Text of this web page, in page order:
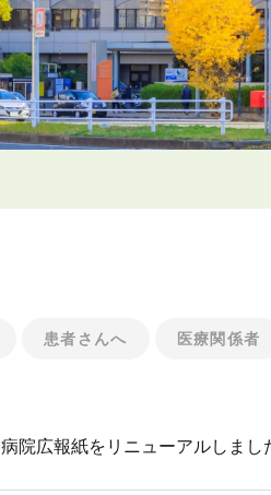
患者さんへ 医療関係者
病院広報紙をリニューアルしまし